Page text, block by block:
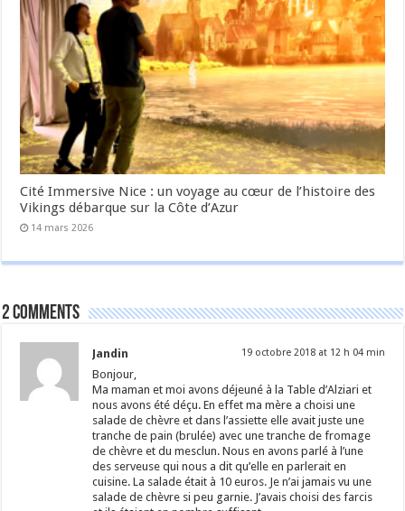
Cité Immersive Nice : un voyage au cœur de l’histoire des
Vikings débarque sur la Côte d’Azur
14 mars 2026
2 comments
Jandin 19 octobre 2018 at 12 h 04 min
Bonjour,
Ma maman et moi avons déjeuné à la Table d’Alziari et
nous avons été déçu. En effet ma mère a choisi une
salade de chèvre et dans l’assiette elle avait juste une
tranche de pain (brulée) avec une tranche de fromage
de chèvre et du mesclun. Nous en avons parlé à l’une
des serveuse qui nous a dit qu’elle en parlerait en
cuisine. La salade était à 10 euros. Je n’ai jamais vu une
salade de chèvre si peu garnie. J’avais choisi des farcis